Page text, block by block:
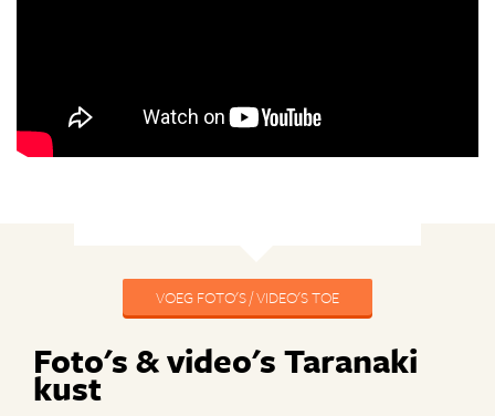
VOEG FOTO'S / VIDEO'S TOE
Foto's & video's Taranaki
kust